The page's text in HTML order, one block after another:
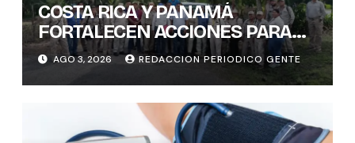
COSTA RICA Y PANAMÁ
FORTALECEN ACCIONES PARA
PREVENIR ENFERMEDADES
TRANSMITIDAS POR
MOSQUITOS: 1.300 VIVIENDAS
FUMIGADAS EN LA ZONA
FRONTERIZA
AGO 3, 2026 REDACCION PERIODICO GENTE